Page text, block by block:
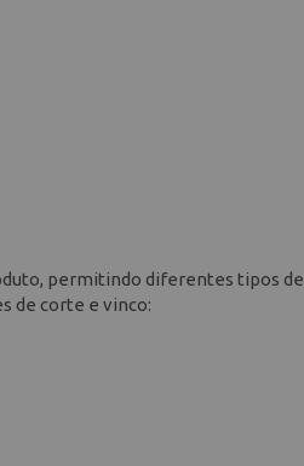
permitindo diferentes tipos de
de corte e vinco: